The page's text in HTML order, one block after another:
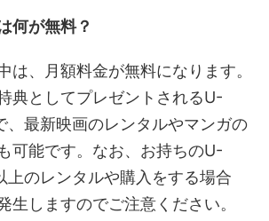
何が無料？
は、月額料金が無料になります。
典としてプレゼントされるU-
、最新映画のレンタルやマンガの
可能です。なお、お持ちのU-
上のレンタルや購入をする場合
生しますのでご注意ください。